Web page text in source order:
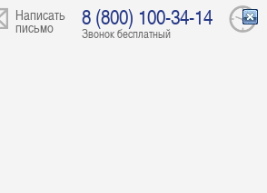
Написать
письмо 8 (800) 100-34-14
Звонок бесплатный